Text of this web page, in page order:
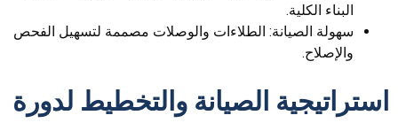
البناء الكلية.
سهولة الصيانة: الطلاءات والوصلات مصممة لتسهيل الفحص
والإصلاح.
استراتيجية الصيانة والتخطيط لدورة